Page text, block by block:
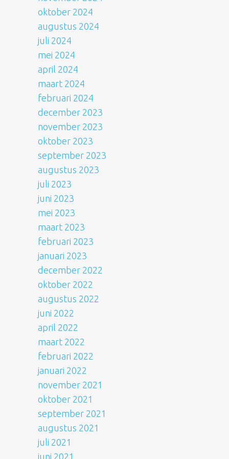
oktober 2024
augustus 2024
juli 2024
mei 2024
april 2024
maart 2024
februari 2024
december 2023
november 2023
oktober 2023
september 2023
augustus 2023
juli 2023
juni 2023
mei 2023
maart 2023
februari 2023
januari 2023
december 2022
oktober 2022
augustus 2022
juni 2022
april 2022
maart 2022
februari 2022
januari 2022
november 2021
oktober 2021
september 2021
augustus 2021
juli 2021
juni 2021